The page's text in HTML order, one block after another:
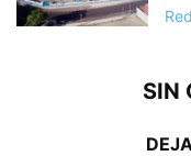
SIN